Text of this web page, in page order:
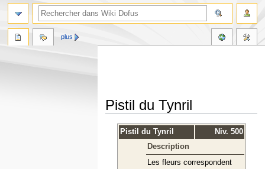
Pistil du Tynril
Pistil du Tynril
Niv. 500
Description
Les fleurs correspondent
plus